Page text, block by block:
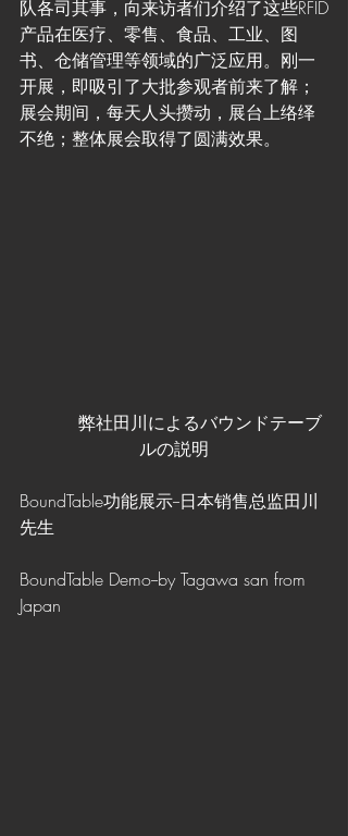
队各司其事，向来访者们介绍了这些RFID
产品在医疗、零售、食品、工业、图
书、仓储管理等领域的广泛应用。刚一
开展，即吸引了大批参观者前来了解；
展会期间，每天人头攒动，展台上络绎
不绝；整体展会取得了圆满效果。
弊社田川によるバウンドテーブ
ルの説明
BoundTable功能展示--日本销售总监田川
先生
BoundTable Demo--by Tagawa san from
Japan